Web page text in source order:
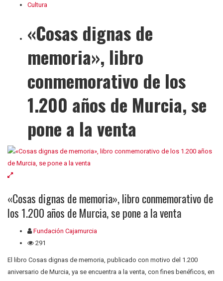
Cultura
«Cosas dignas de
memoria», libro
conmemorativo de los
1.200 años de Murcia, se
pone a la venta
«Cosas dignas de memoria», libro conmemorativo de
los 1.200 años de Murcia, se pone a la venta
Fundación Cajamurcia
291
El libro Cosas dignas de memoria, publicado con motivo del 1.200
aniversario de Murcia, ya se encuentra a la venta, con fines benéficos, en